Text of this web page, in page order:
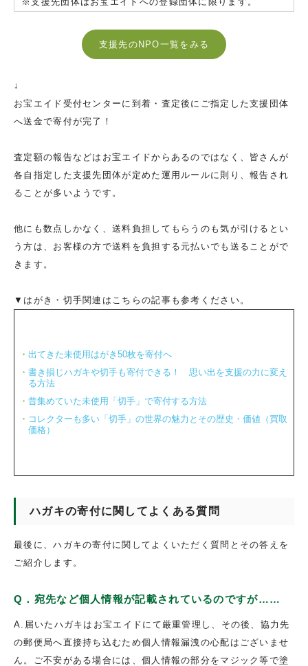
支援先のNPO一覧をみる
↓
お宝エイド受付センターに到着・査定後にご指定した支援団体
へ送金で寄付が完了！
査定額の報告などはお宝エイドからあるのではなく、皆さんが
各自指定した支援先団体が定めた運用ルールに則り、報告され
ることが多いようです。
他にも数点しかなく、送料負担してもらうのも気が引けるとい
う方は、お客様の方で送料を負担する元払いでも送ることがで
きます。
▼はがき・切手関連はこちらの記事も参考ください。
出てきた未使用はがき50枚を寄付へ
書き損じハガキや切手も寄付できる！ 思い出を支援の力に変え
る方法
昔集めていた未使用「切手」で寄付する方法
コレクターも多い「切手」の世界の魅力とその歴史・価値（買取
価格）
ハガキの寄付に関してよくある質問
最後に、ハガキの寄付に関してよくいただく質問とその答えを
ご紹介します。
Q．宛先など個人情報が記載されているのですが……
A.届いたハガキはお宝エイドにて厳重管理し、その後、協力先
の郵便局へ直接持ち込むため個人情報漏洩の心配はございませ
ん。ご不安がある場合には、個人情報の部分をマジック等で塗